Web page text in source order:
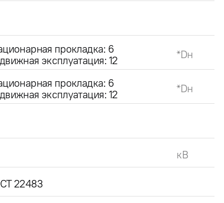
прокладка: 6
эксплуатация: 12
*Dн
прокладка: 6
эксплуатация: 12
*Dн
кВ
22483